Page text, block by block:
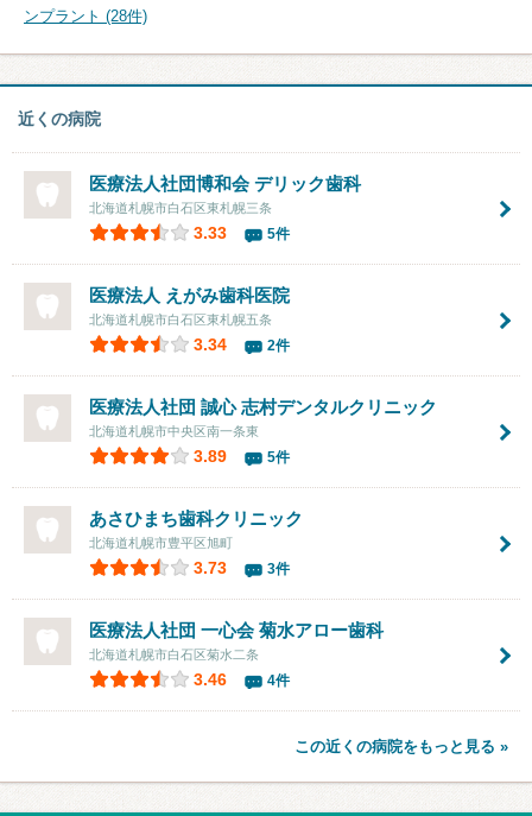
ンプラント (28件)
近くの病院
医療法人社団博和会デリック歯科
北海道札幌市白石区東札幌三条
3.33 5件
医療法人 えがみ歯科医院
北海道札幌市白石区東札幌五条
3.34 2件
医療法人社団 誠心志村デンタルクリニック
北海道札幌市中央区南一条東
3.89 5件
あさひまち歯科クリニック
北海道札幌市豊平区旭町
3.73 3件
医療法人社団 一心会 菊水アロー歯科
北海道札幌市白石区菊水二条
3.46 4件
この近くの病院をもっと見る »